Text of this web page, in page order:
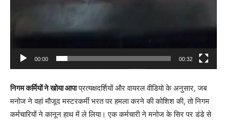
00:00 00:32
निगम कर्मियों ने खोया आपाप्रत्यक्षदर्शियों और वायरल वीडियो के अनुसार, जब
मनोज ने वहां मौजूद मस्टरकर्मी भरत पर हमला करने की कोशिश की, तो निगम
कर्मचारियों ने कानून हाथ में ले लिया। एक कर्मचारी ने मनोज के सिर पर डंडे से